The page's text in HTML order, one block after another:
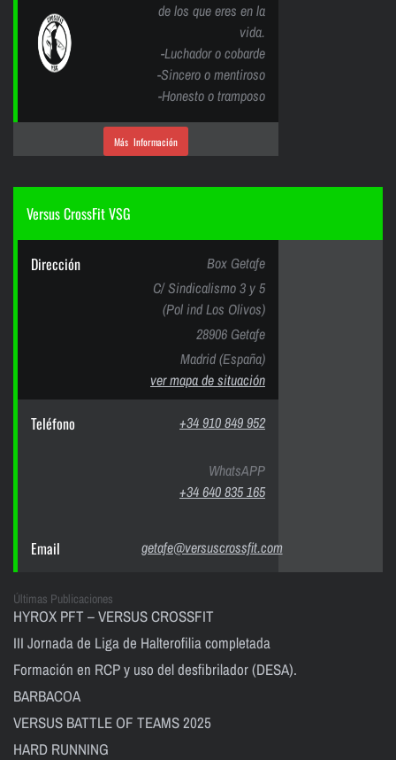
de los que eres en la
vida.
-Luchador o cobarde
-Sincero o mentiroso
-Honesto o tramposo
Más Información
Versus CrossFit VSG
Dirección
Box Getafe
C/ Sindicalismo 3 y 5
(Pol ind Los Olivos)
28906 Getafe
Madrid (España)
ver mapa de situación
Teléfono +34 910 849 952
WhatsAPP
+34 640 835 165
Email getafe@versuscrossfit.com
Últimas Publicaciones
HYROX PFT – VERSUS CROSSFIT
III Jornada de Liga de Halterofilia completada
Formación en RCP y uso del desfibrilador (DESA).
BARBACOA
VERSUS BATTLE OF TEAMS 2025
HARD RUNNING